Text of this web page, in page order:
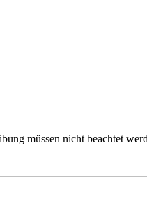
müssen nicht beachtet